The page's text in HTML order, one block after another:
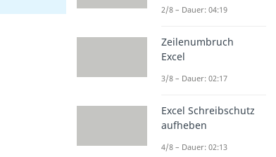
2/8 – Dauer: 04:19
Zeilenumbruch
Excel
3/8 – Dauer: 02:17
Excel Schreibschutz
aufheben
4/8 – Dauer: 02:13